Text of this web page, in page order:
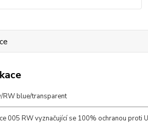
RW blue/transparent
005 RW vyznačující se 100% ochranou